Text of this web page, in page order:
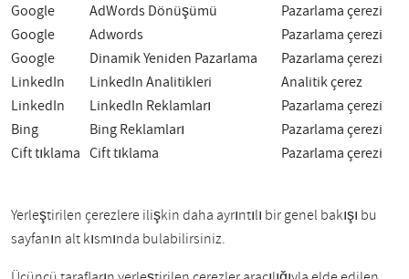
Google
AdWords Dönüşümü
Pazarlama çerezi
Google
Adwords
Pazarlama çerezi
Google
Dinamik Yeniden Pazarlama
Pazarlama çerezi
LinkedIn
LinkedIn Analitikleri
Analitik çerez
LinkedIn
LinkedIn Reklamları
Pazarlama çerezi
Bing
Bing Reklamları
Pazarlama çerezi
Çift tıklama Çift tıklama Pazarlama çerezi
Yerleştirilen çerezlere ilişkin daha ayrıntılı bir genel bakışı bu
sayfanın alt kısmında bulabilirsiniz.